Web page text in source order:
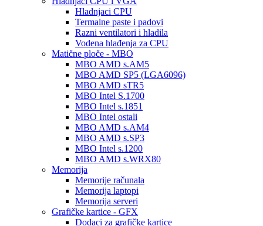
Hladnjaci CPU
Termalne paste i padovi
Razni ventilatori i hladila
Vodena hlađenja za CPU
Matične ploče - MBO
MBO AMD s.AM5
MBO AMD SP5 (LGA6096)
MBO AMD sTR5
MBO Intel S.1700
MBO Intel s.1851
MBO Intel ostali
MBO AMD s.AM4
MBO AMD s.SP3
MBO Intel s.1200
MBO AMD s.WRX80
Memorija
Memorije računala
Memorija laptopi
Memorija serveri
Grafičke kartice - GFX
Dodaci za grafičke kartice